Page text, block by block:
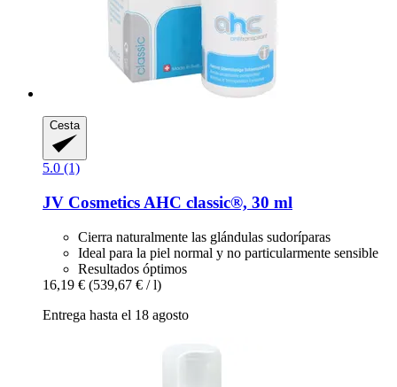
Cesta
5.0 (1)
JV Cosmetics AHC classic®, 30 ml
Cierra naturalmente las glándulas sudoríparas
Ideal para la piel normal y no particularmente sensible
Resultados óptimos
16,19 € (539,67 € / l)
Entrega hasta el 18 agosto